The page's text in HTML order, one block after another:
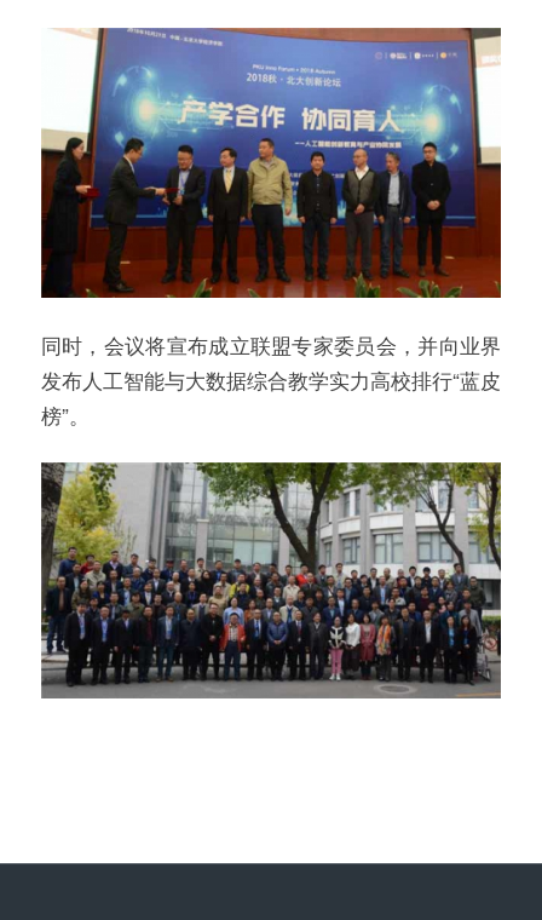
同时，会议将宣布成立联盟专家委员会，并向业界
发布人工智能与大数据综合教学实力高校排行“蓝皮
榜”。